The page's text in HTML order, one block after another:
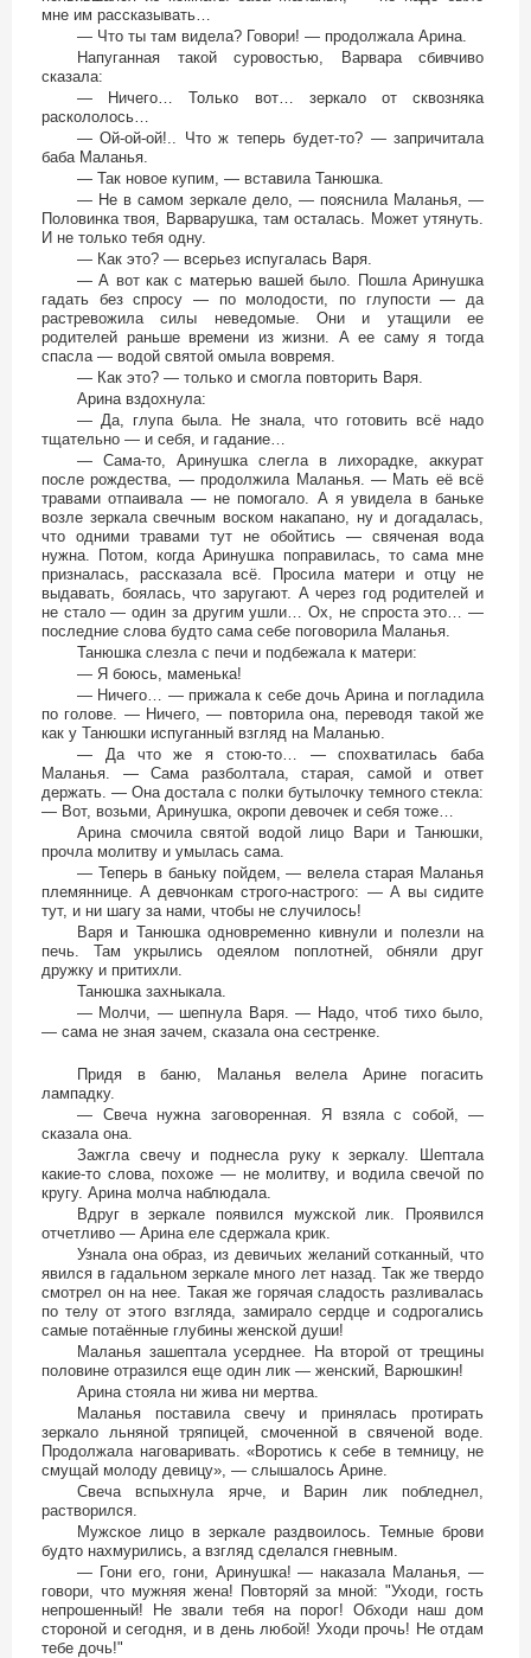
мне им рассказывать…
— Что ты там видела? Говори! — продолжала Арина.
Напуганная такой суровостью, Варвара сбивчиво
сказала:
— Ничего… Только вот… зеркало от сквозняка
раскололось…
— Ой-ой-ой!.. Что ж теперь будет-то? — запричитала
баба Маланья.
— Так новое купим, — вставила Танюшка.
— Не в самом зеркале дело, — пояснила Маланья, —
Половинка твоя, Варварушка, там осталась. Может утянуть.
И не только тебя одну.
— Как это? — всерьез испугалась Варя.
— А вот как с матерью вашей было. Пошла Аринушка
гадать без спросу — по молодости, по глупости — да
растревожила силы неведомые. Они и утащили ее
родителей раньше времени из жизни. А ее саму я тогда
спасла — водой святой омыла вовремя.
— Как это? — только и смогла повторить Варя.
Арина вздохнула:
— Да, глупа была. Не знала, что готовить всё надо
тщательно — и себя, и гадание…
— Сама-то, Аринушка слегла в лихорадке, аккурат
после рождества, — продолжила Маланья. — Мать её всё
травами отпаивала — не помогало. А я увидела в баньке
возле зеркала свечным воском накапано, ну и догадалась,
что одними травами тут не обойтись — свяченая вода
нужна. Потом, когда Аринушка поправилась, то сама мне
призналась, рассказала всё. Просила матери и отцу не
выдавать, боялась, что заругают. А через год родителей и
не стало — один за другим ушли… Ох, не спроста это… —
последние слова будто сама себе поговорила Маланья.
Танюшка слезла с печи и подбежала к матери:
— Я боюсь, маменька!
— Ничего… — прижала к себе дочь Арина и погладила
по голове. — Ничего, — повторила она, переводя такой же
как у Танюшки испуганный взгляд на Маланью.
— Да что же я стою-то… — спохватилась баба
Маланья. — Сама разболтала, старая, самой и ответ
держать. — Она достала с полки бутылочку темного стекла:
— Вот, возьми, Аринушка, окропи девочек и себя тоже…
Арина смочила святой водой лицо Вари и Танюшки,
прочла молитву и умылась сама.
— Теперь в баньку пойдем, — велела старая Маланья
племяннице. А девчонкам строго-настрого: — А вы сидите
тут, и ни шагу за нами, чтобы не случилось!
Варя и Танюшка одновременно кивнули и полезли на
печь. Там укрылись одеялом поплотней, обняли друг
дружку и притихли.
Танюшка захныкала.
— Молчи, — шепнула Варя. — Надо, чтоб тихо было,
— сама не зная зачем, сказала она сестренке.
Придя в баню, Маланья велела Арине погасить
лампадку.
— Свеча нужна заговоренная. Я взяла с собой, —
сказала она.
Зажгла свечу и поднесла руку к зеркалу. Шептала
какие-то слова, похоже — не молитву, и водила свечой по
кругу. Арина молча наблюдала.
Вдруг в зеркале появился мужской лик. Проявился
отчетливо — Арина еле сдержала крик.
Узнала она образ, из девичьих желаний сотканный, что
явился в гадальном зеркале много лет назад. Так же твердо
смотрел он на нее. Такая же горячая сладость разливалась
по телу от этого взгляда, замирало сердце и содрогались
самые потаённые глубины женской души!
Маланья зашептала усерднее. На второй от трещины
половине отразился еще один лик — женский, Варюшкин!
Арина стояла ни жива ни мертва.
Маланья поставила свечу и принялась протирать
зеркало льняной тряпицей, смоченной в свяченой воде.
Продолжала наговаривать. «Воротись к себе в темницу, не
смущай молоду девицу», — слышалось Арине.
Свеча вспыхнула ярче, и Варин лик побледнел,
растворился.
Мужское лицо в зеркале раздвоилось. Темные брови
будто нахмурились, а взгляд сделался гневным.
— Гони его, гони, Аринушка! — наказала Маланья, —
говори, что мужняя жена! Повторяй за мной: "Уходи, гость
непрошенный! Не звали тебя на порог! Обходи наш дом
стороной и сегодня, и в день любой! Уходи прочь! Не отдам
тебе дочь!"